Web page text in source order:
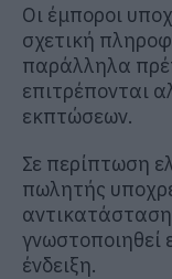
Οι έμποροι
σχετική
παράλληλα
επιτρέπονται
εκπτώσεων.
Σε περίπτωση
πωλητής
γνωστοποιηθεί
ένδειξη.